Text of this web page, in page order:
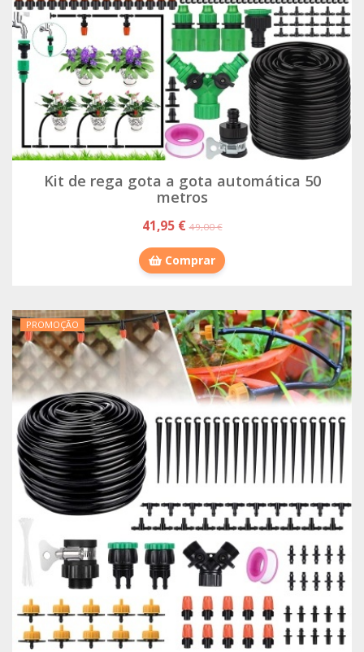
Kit de rega gota a gota automática 50
metros
41,95 €49,00 €
Comprar
PROMOÇÃO